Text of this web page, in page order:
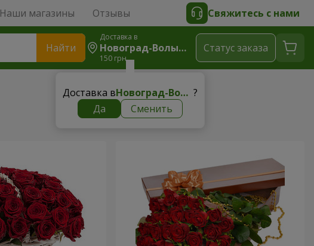
Наши магазины Отзывы Свяжитесь с нами
Найти
Доставка в
Новоград-Волынский
150 грн
Доставка в Новоград-Волынский ?
Да
Сменить
Cтатус заказа